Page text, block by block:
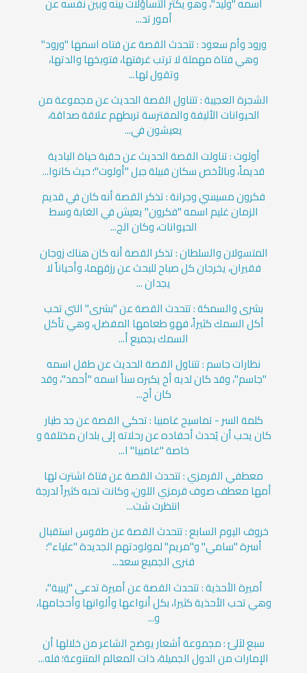
أمور تد...
ورود وأم سعود : تتحدث القصة عن فتاه اسمها "ورود"
وهي فتاة مهملة لا ترتب غرفتها، فتوبخها والدتها،
وتقول لها...
الشجرة العجيبة : تتناول القصة الحديث عن مجموعة من
الحيوانات الأليفة والمفترسة تربطهم علاقة صداقة،
يعيشون في...
أولوت : تناولت القصة الحديث عن حقبة حياة البادية
قديماً، وبالأخص سكان قبيلة جبل "أولوت"؛ حيث كانوا...
فكرون مسيسي وجرانة : تذكر القصة أنه كان في قديم
الزمان غليم اسمه "فكرون" يعيش في الغابة وسط
الحيوانات، وكان الج...
المتسولان والسلطان : تذكر القصة أنه كان هناك زوجان
فقيران، يخرجان كل صباح للبحث عن رزقهما، وأحياناً لا
يجدان ...
بشرى والسمكة : تتحدث القصة عن "بشرى" التي تحب
أكل السمك كثيراً، فهو طعامها المفضل، وهي تأكل
السمك بجميع أ...
نظارات جاسم : تتناول القصة الحديث عن طفل اسمه
"جاسم"، وقد كان لديه أخ يكبره سناً اسمه "أحمد"، وقد
كان أح...
كلمة السر - تماسيح غامبيا : تحكي القصة عن جد طيار
كان يحب أن يُحدث أحفاده عن رحلاته إلى بلدان مختلفة و
خاصة "غامبيا" ا...
معطفي القرمزي : تتحدث القصة عن فتاة اشترت لها
أمها معطف صوف قرمزي اللون، وكانت تحبه كثيراً لدرجة
انتظرت شت...
خروف اليوم السابع : تتحدث القصة عن طقوس استقبال
أسرة "سامي" و"مريم" لمولودتهم الجديدة "علياء"؛
فنرى الجميع سعد...
أميرة الأحذية : تتحدث القصة عن أميرة تدعى "زبيبة"،
وهي تحب الأحذية كثيرا، بكل أنواعها وألوانها وأحجامها،
و...
سبع لآلئ : مجموعة أشعار يوضح الشاعر من خلالها أن
الإمارات من الدول الجميلة، ذات المعالم المتنوعة؛ فله...